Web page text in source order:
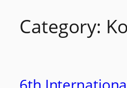
SkipCategory: